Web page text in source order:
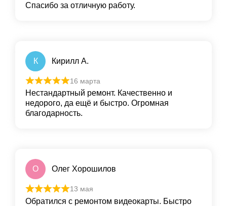
Спасибо за отличную работу.
К Кирилл А.
16 марта
Нестандартный ремонт. Качественно и
недорого, да ещё и быстро. Огромная
благодарность.
О Олег Хорошилов
13 мая
Обратился с ремонтом видеокарты. Быстро